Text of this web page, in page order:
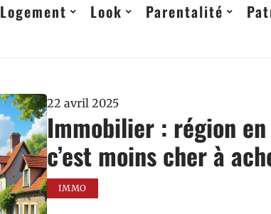
Logement Look Parentalité
22 avril 2025
Immobilier : région en
c’est moins cher à
IMMO